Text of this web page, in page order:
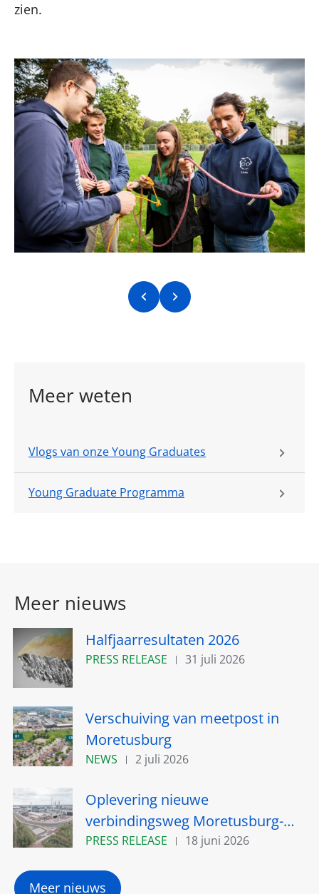
zien.
Previous slide
Next slide
Meer weten
Vlogs van onze Young Graduates
Young Graduate Programma
Meer nieuws
Halfjaarresultaten 2026
PRESS RELEASE 31 juli 2026
Verschuiving van meetpost in
Moretusburg
NEWS 2 juli 2026
Oplevering nieuwe
verbindingsweg Moretusburg-
Hemiksem nabij Umicore site in
najaar van 2026
PRESS RELEASE 18 juni 2026
Meer nieuws